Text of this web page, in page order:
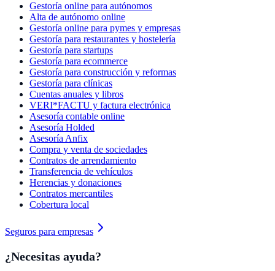
Gestoría online para autónomos
Alta de autónomo online
Gestoría online para pymes y empresas
Gestoría para restaurantes y hostelería
Gestoría para startups
Gestoría para ecommerce
Gestoría para construcción y reformas
Gestoría para clínicas
Cuentas anuales y libros
VERI*FACTU y factura electrónica
Asesoría contable online
Asesoría Holded
Asesoría Anfix
Compra y venta de sociedades
Contratos de arrendamiento
Transferencia de vehículos
Herencias y donaciones
Contratos mercantiles
Cobertura local
Seguros para empresas
¿Necesitas ayuda?